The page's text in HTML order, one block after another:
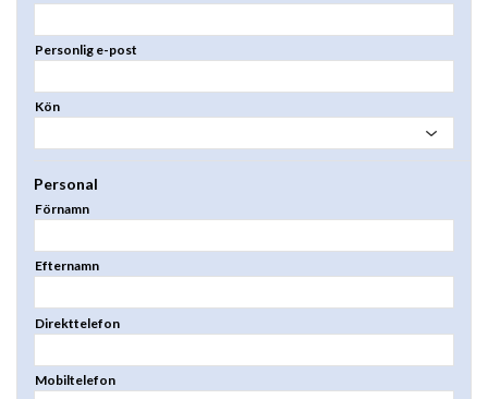
Personlig e-post
Kön
Personal
Förnamn
Efternamn
Direkttelefon
Mobiltelefon